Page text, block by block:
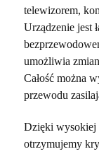
telewizorem,
Urządzenie jest
umożliwia
Całość można
przewodu
Dzięki wysokiej
otrzymujemy